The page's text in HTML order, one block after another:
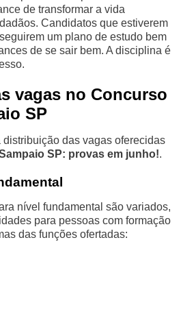
de transformar a vida
Candidatos que estiverem
um plano de estudo bem
de se sair bem. A disciplina é
vagas no Concurso
SP
das vagas oferecidas
SP: provas em junho!.
nível fundamental são variados,
para pessoas com formação
das funções ofertadas: